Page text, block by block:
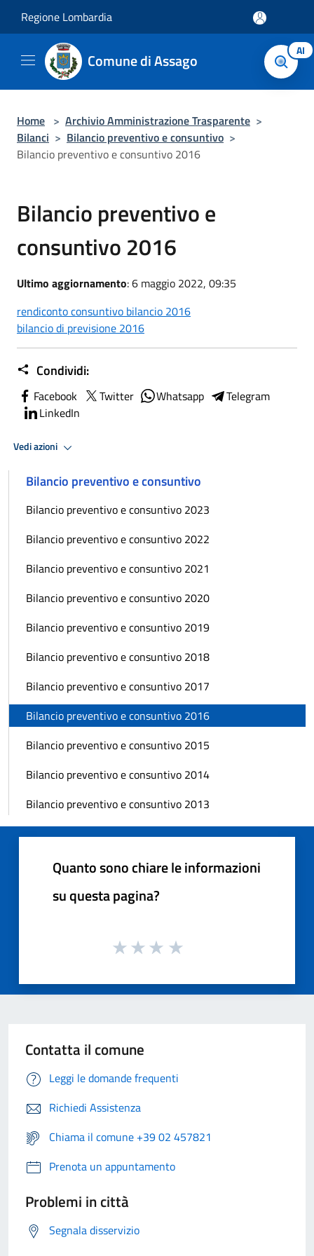
Regione Lombardia
Comune di Assago AI
Home > Archivio Amministrazione Trasparente >
Bilanci > Bilancio preventivo e consuntivo >
Bilancio preventivo e consuntivo 2016
Bilancio preventivo e
consuntivo 2016
Ultimo aggiornamento: 6 maggio 2022, 09:35
rendiconto consuntivo bilancio 2016
bilancio di previsione 2016
Condividi:
Facebook Twitter Whatsapp
Telegram
LinkedIn
Vedi azioni
Bilancio preventivo e consuntivo
Bilancio preventivo e consuntivo 2023
Bilancio preventivo e consuntivo 2022
Bilancio preventivo e consuntivo 2021
Bilancio preventivo e consuntivo 2020
Bilancio preventivo e consuntivo 2019
Bilancio preventivo e consuntivo 2018
Bilancio preventivo e consuntivo 2017
Bilancio preventivo e consuntivo 2016
Bilancio preventivo e consuntivo 2015
Bilancio preventivo e consuntivo 2014
Bilancio preventivo e consuntivo 2013
Quanto sono chiare le informazioni
su questa pagina?
Contatta il comune
Leggi le domande frequenti
Richiedi Assistenza
Chiama il comune +39 02 457821
Prenota un appuntamento
Problemi in città
Segnala disservizio